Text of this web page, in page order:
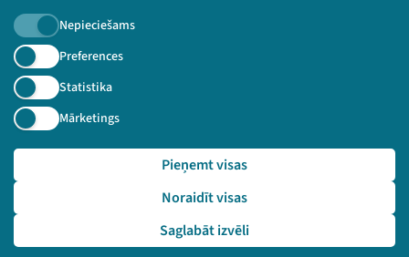
Nepieciešams
Preferences
Statistika
Mārketings
Saglabāt izvēli
Noraidīt visas
Pieņemt visas
Piesakies jaunumiem!
Nepalaid garām aktuālāko informāciju!
Pieteikties
🔗 https://festivalslampa.lv/lv/video-arhivs/2913?sp
eaker=Latvijas%20Autisma%20apvien%C4%ABba&speaker_id
=65